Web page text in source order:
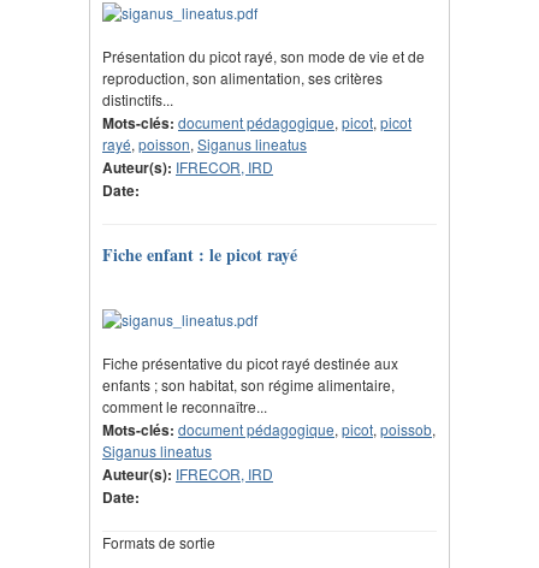
Présentation du picot rayé, son mode de vie et de
reproduction, son alimentation, ses critères
distinctifs...
Mots-clés: document pédagogique, picot, picot
rayé, poisson, Siganus lineatus
Auteur(s): IFRECOR, IRD
Date:
Fiche enfant : le picot rayé
Fiche présentative du picot rayé destinée aux
enfants ; son habitat, son régime alimentaire,
comment le reconnaître...
Mots-clés: document pédagogique, picot, poissob,
Siganus lineatus
Auteur(s): IFRECOR, IRD
Date:
Formats de sortie